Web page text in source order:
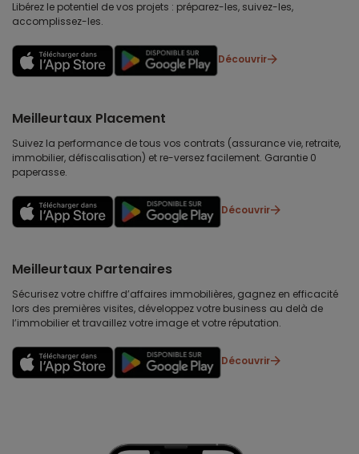
Libérez le potentiel de vos projets : préparez-les, suivez-les,
accomplissez-les.
Découvrir
Meilleurtaux Placement
Suivez la performance de tous vos contrats (assurance vie, retraite,
immobilier, défiscalisation) et re-versez facilement. Garantie 0
paperasse.
Découvrir
Meilleurtaux Partenaires
Sécurisez votre chiffre d’affaires immobilières, gagnez en efficacité
lors des premières visites, développez votre business au delà de
l’immobilier et travaillez votre image et votre réputation.
Découvrir